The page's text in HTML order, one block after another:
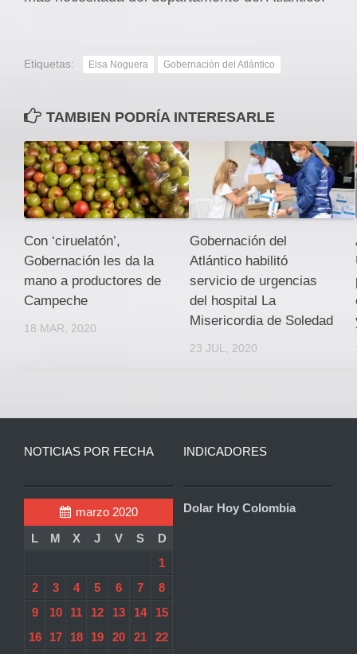
Etiquetas: Elsa Noguera Gobernación del Atlántico
TAMBIEN PODRÍA INTERESARLE
Con ‘ciruelatón’,
Gobernación les da la
mano a productores de
Campeche
18 MAR, 2020
Gobernación del
Atlántico habilitó
servicio de urgencias
del hospital La
Misericordia de Soledad
23 JUL, 2020
NOTICIAS POR FECHA
marzo 2020
L
M X J V S
D
1
2
3 4 5 6 7
8
9
10 11 12 13 14
15
16
17 18 19 20 21
22
INDICADORES
Dolar Hoy Colombia